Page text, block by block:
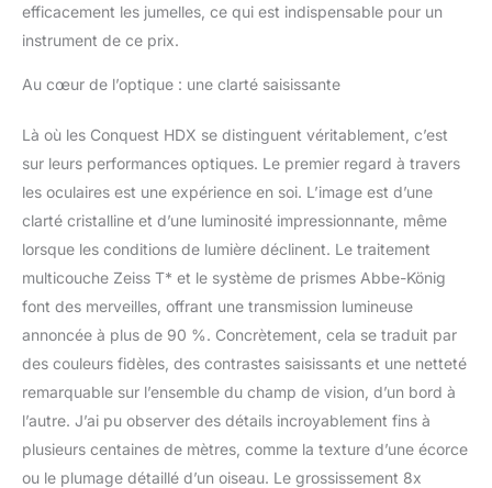
efficacement les jumelles, ce qui est indispensable pour un
instrument de ce prix.
Au cœur de l’optique : une clarté saisissante
Là où les Conquest HDX se distinguent véritablement, c’est
sur leurs performances optiques. Le premier regard à travers
les oculaires est une expérience en soi. L’image est d’une
clarté cristalline et d’une luminosité impressionnante, même
lorsque les conditions de lumière déclinent. Le traitement
multicouche Zeiss T* et le système de prismes Abbe-König
font des merveilles, offrant une transmission lumineuse
annoncée à plus de 90 %. Concrètement, cela se traduit par
des couleurs fidèles, des contrastes saisissants et une netteté
remarquable sur l’ensemble du champ de vision, d’un bord à
l’autre. J’ai pu observer des détails incroyablement fins à
plusieurs centaines de mètres, comme la texture d’une écorce
ou le plumage détaillé d’un oiseau. Le grossissement 8x